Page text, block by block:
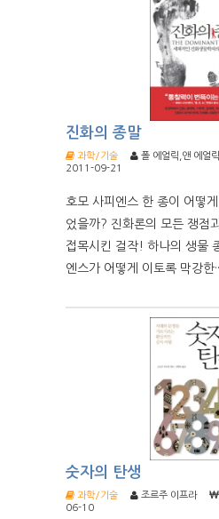
진화의 종말
과학/기술 폴 에얼릭,앤 에얼릭
2011-09-21
호모 사피엔스 한 종이 어떻
었을까? 진화론의 모든 쟁점
접목시킨 걸작! 하나의 생물
엔스가 어떻게 이토록 막강한
숫자의 탄생
과학/기술 조르주 이프라
06-10